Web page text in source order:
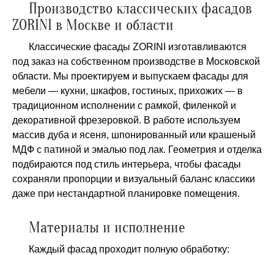
Производство классических фасадов
ZORINI в Москве и области
Классические фасады ZORINI изготавливаются
под заказ на собственном производстве в Московской
области. Мы проектируем и выпускаем фасады для
мебели — кухни, шкафов, гостиных, прихожих — в
традиционном исполнении с рамкой, филенкой и
декоративной фрезеровкой. В работе используем
массив дуба и ясеня, шпонированный или крашеный
МДФ с патиной и эмалью под лак. Геометрия и отделка
подбираются под стиль интерьера, чтобы фасады
сохраняли пропорции и визуальный баланс классики
даже при нестандартной планировке помещения.
Материалы и исполнение
Каждый фасад проходит полную обработку: